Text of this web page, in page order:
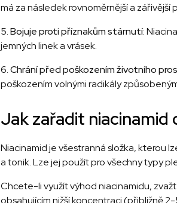
má za následek rovnoměrnější a zářivější
5.Bojuje proti příznakům stárnutí:
jemných linek a vrásek.
6.Chrání před poškozením životního
poškozením volnými radikály
Jak zařadit niacinamid
Niacinamid je všestranná složka, kterou
a tonik. Lze jej použít pro všechny typy
Chcete-li využít výhod niacinamidu,
obsahujícím nižší koncentraci (přibližně